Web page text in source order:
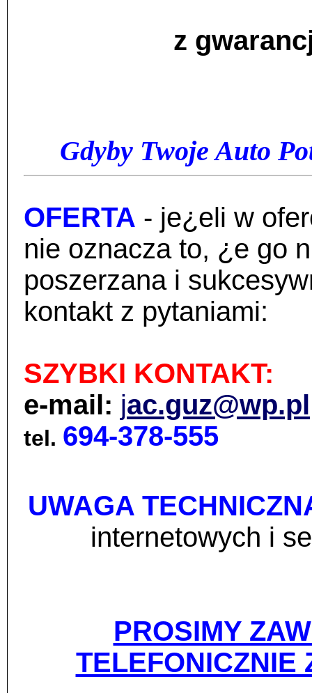
z
Gdyby Twoje Auto
OFERTA - je¿eli w
nie oznacza to, ¿e go
poszerzana i
kontakt z pytaniami:
SZYBKI KONTAKT:
e-mail: jac.guz@wp.pl
tel. 694-378-555
UWAGA
internetowych i
PROSIMY
TELEFONICZNIE